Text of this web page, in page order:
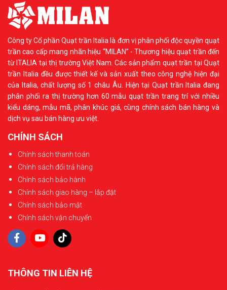
Công ty Cổ phần Quạt trần Italia là đơn vị phân phối độc quyền quạt
trần cao cấp mang nhãn hiệu “MILAN” - Thương hiệu quạt trần đến
từ ITALIA tại thị trường Việt Nam. Các sản phẩm quạt trần tại Quạt
trần Italia đều được thiết kế và sản xuất theo công nghệ hiện đại
của Italia, chất lượng số 1 châu Âu. Hiện tại Quạt trần Italia đang
phân phối ra thị trường hơn 60 mẫu quạt trần trang trí với nhiều
kiểu dáng, mẫu mã, phân khúc giá, cùng chính sách bán hàng và
dịch vụ sau bán hàng ưu việt.
CHÍNH SÁCH
Chính sách thanh toán
Chính sách đổi trả hàng
Chính sách bảo hành
Chính sách giao hàng – lắp đặt
Chính sách bảo mật
Chính sách vận chuyển
THÔNG TIN LIÊN HỆ